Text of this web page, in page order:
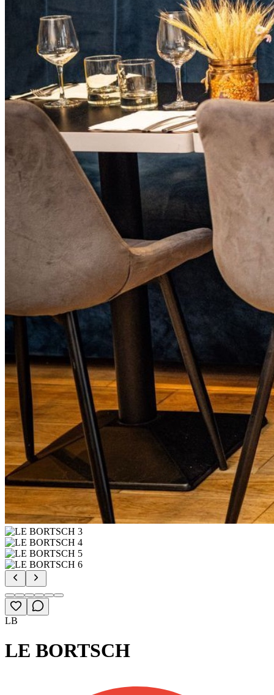
LB
LE BORTSCH